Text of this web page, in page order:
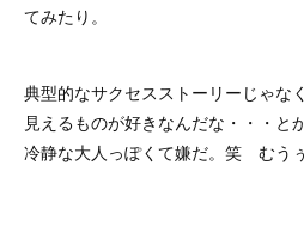
てみたり。
典型的なサクセスストーリーじゃな
見えるものが好きなんだな・・・と
冷静な大人っぽくて嫌だ。笑 むうぅ